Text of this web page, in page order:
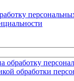
обработку
обработки